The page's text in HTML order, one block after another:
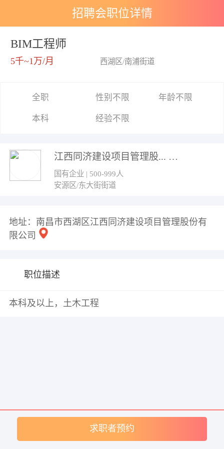
招聘会职位详情
BIM工程师
5千~1万/月 西湖区/南浦街道
全职 性别不限 年龄不限
本科 经验不限
江西同济建设项目管理股...
国有企业 | 500-999人
安源区/东大街街道
地址：南昌市西湖区江西同济建设项目管理股份有
限公司
职位描述
本科及以上，土木工程
求职者预约